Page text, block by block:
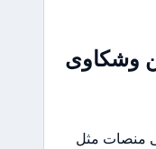
وشكاوى
منصات مثل